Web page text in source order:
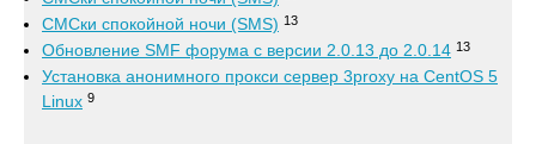
СМСки спокойной ночи (SMS) 13
Обновление SMF форума с версии 2.0.13 до 2.0.14 13
Установка анонимного прокси сервер 3proxy на CentOS 5
Linux 9